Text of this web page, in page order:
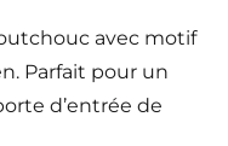
avec motif
Parfait pour un
d’entrée de